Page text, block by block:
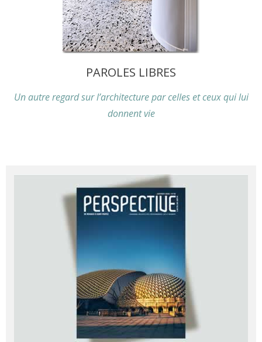
PAROLES LIBRES
Un autre regard sur l’architecture par celles et ceux qui lui
donnent vie